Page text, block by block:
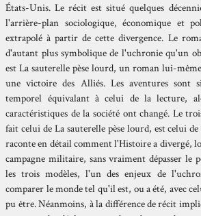
États-Unis. Le récit est situé quelques
l'arrière-plan sociologique, économique et
extrapolé à partir de cette divergence. Le
d'autant plus symbolique de l'uchronie qu'un
est La sauterelle pèse lourd, un roman lui-
une victoire des Alliés. Les aventures sont
temporel équivalant à celui de la lecture,
caractéristiques de la société ont changé. Le
fait celui de La sauterelle pèse lourd, est celui
raconte en détail comment l'Histoire a divergé,
campagne militaire, sans vraiment dépasser le
les trois modèles, l'un des enjeux de
comparer le monde tel qu'il est, ou a été, avec
pu être. Néanmoins, à la différence de récit